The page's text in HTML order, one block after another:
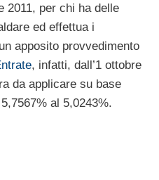
2011, per chi ha delle
ed effettua i
apposito provvedimento
, infatti, dall’1 ottobre
da applicare su base
al 5,0243%.